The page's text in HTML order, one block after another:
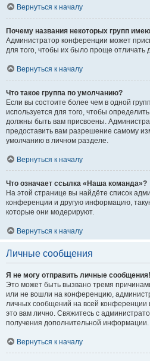
Вернуться к началу
Почему названия некоторых групп
Администратор конференции может
для того, чтобы их было проще отличать
Вернуться к началу
Что такое группа по умолчанию?
Если вы состоите более чем в одной
используется для того, чтобы
должны быть вам присвоены.
предоставить вам разрешение самому
умолчанию в личном разделе.
Вернуться к началу
Что означает ссылка «Наша команда»?
На этой странице вы найдёте список
конференции и другую информацию,
которые они модерируют.
Вернуться к началу
Личные сообщения
Я не могу отправить личные сообщения!
Это может быть вызвано тремя
или не вошли на конференцию,
личных сообщений на всей конференции
это вам лично. Свяжитесь с
получения дополнительной информации.
Вернуться к началу